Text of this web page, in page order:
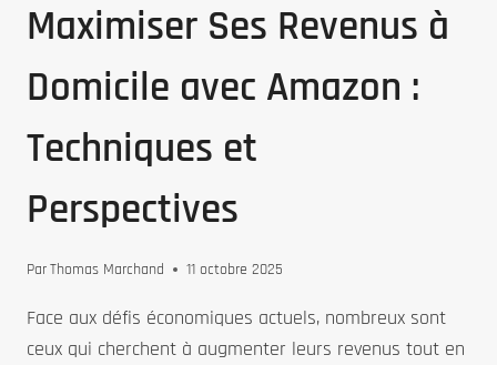
Maximiser Ses Revenus à
Domicile avec Amazon :
Techniques et
Perspectives
ParThomas Marchand 11 octobre 2025
Face aux défis économiques actuels, nombreux sont
ceux qui cherchent à augmenter leurs revenus tout en